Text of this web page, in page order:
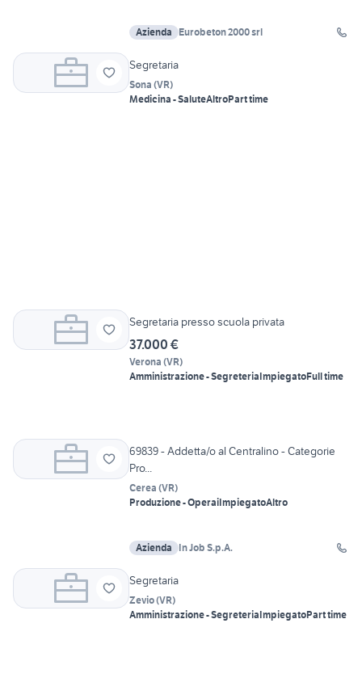
Azienda Eurobeton 2000 srl
Segretaria
Sona (VR)
Medicina - SaluteAltroPart time
Segretaria presso scuola privata
37.000 €
Verona (VR)
Amministrazione - SegreteriaImpiegatoFull time
69839 - Addetta/o al Centralino - Categorie
Pro...
Cerea (VR)
Produzione - OperaiImpiegatoAltro
Azienda In Job S.p.A.
Segretaria
Zevio(VR)
Amministrazione - SegreteriaImpiegatoPart time